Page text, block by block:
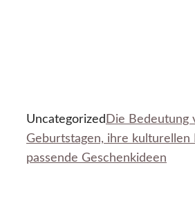
Uncategorized Die Bedeutung
Geburtstagen, ihre kulturellen
passende Geschenkideen